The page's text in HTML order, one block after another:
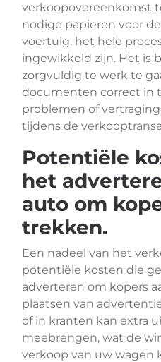
verkoopovereenkomst
nodige papieren voor
voertuig, het hele
ingewikkeld zijn. Het is
zorgvuldig te werk te
documenten correct in
problemen of
tijdens de
Potentiële
het
auto om
trekken.
Een nadeel van het
potentiële kosten die
adverteren om kopers
plaatsen van
of in kranten kan extra
meebrengen, wat de
verkoop van uw wagen